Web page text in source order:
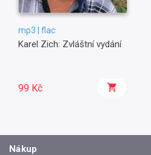
mp3 | flac
Karel Zich: Zvláštní vydání
99 Kč
Nákup